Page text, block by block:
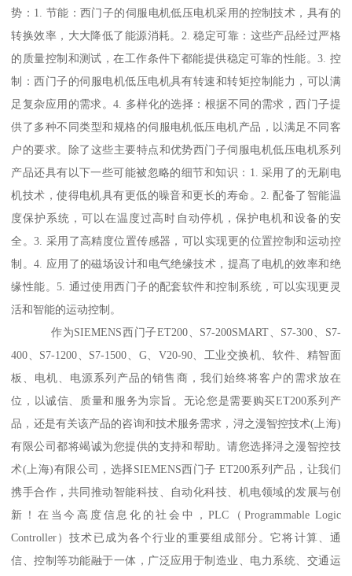
势：1. 节能：西门子的伺服电机低压电机采用的控制技术，具有的
转换效率，大大降低了能源消耗。2. 稳定可靠：这些产品经过严格
的质量控制和测试，在工作条件下都能提供稳定可靠的性能。3. 控
制：西门子的伺服电机低压电机具有转速和转矩控制能力，可以满
足复杂应用的需求。4. 多样化的选择：根据不同的需求，西门子提
供了多种不同类型和规格的伺服电机低压电机产品，以满足不同客
户的要求。除了这些主要特点和优势西门子伺服电机低压电机系列
产品还具有以下一些可能被忽略的细节和知识：1. 采用了的无刷电
机技术，使得电机具有更低的噪音和更长的寿命。2. 配备了智能温
度保护系统，可以在温度过高时自动停机，保护电机和设备的安
全。3. 采用了高精度位置传感器，可以实现更的位置控制和运动控
制。4. 应用了的磁场设计和电气绝缘技术，提髙了电机的效率和绝
缘性能。5. 通过使用西门子的配套软件和控制系统，可以实现更灵
活和智能的运动控制。
作为SIEMENS西门子ET200、S7-200SMART、S7-300、S7-
400、S7-1200、S7-1500、G、V20-90、工业交换机、软件、精智面
板、电机、电源系列产品的销售商，我们始终将客户的需求放在
位，以诚信、质量和服务为宗旨。无论您是需要购买ET200系列产
品，还是有关该产品的咨询和技术服务需求，浔之漫智控技术(上海)
有限公司都将竭诚为您提供的支持和帮助。请您选择浔之漫智控技
术(上海)有限公司，选择SIEMENS西门子 ET200系列产品，让我们
携手合作，共同推动智能科技、自动化科技、机电领域的发展与创
新！在当今高度信息化的社会中，PLC（Programmable Logic
Controller）技术已成为各个行业的重要组成部分。它将计算、通
信、控制等功能融于一体，广泛应用于制造业、电力系统、交通运